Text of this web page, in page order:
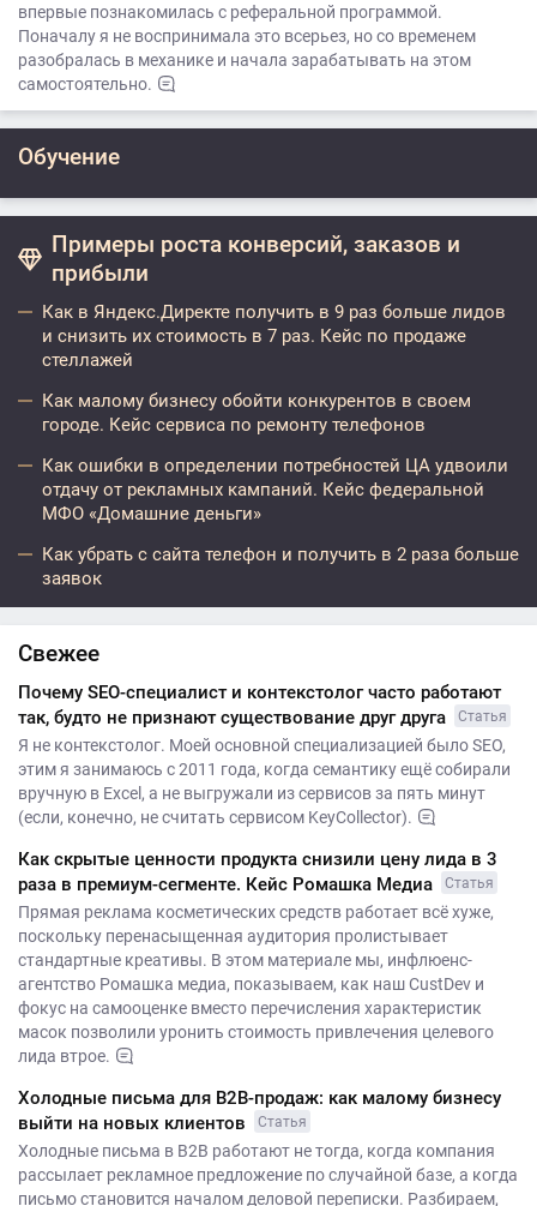
впервые познакомилась с реферальной программой.
Поначалу я не воспринимала это всерьез, но со временем
разобралась в механике и начала зарабатывать на этом
самостоятельно.
Обучение
Примеры роста конверсий, заказов и
прибыли
Как в Яндекс.Директе получить в 9 раз больше лидов
и снизить их стоимость в 7 раз. Кейс по продаже
стеллажей
Как малому бизнесу обойти конкурентов в своем
городе. Кейс сервиса по ремонту телефонов
Как ошибки в определении потребностей ЦА удвоили
отдачу от рекламных кампаний. Кейс федеральной
МФО «Домашние деньги»
Как убрать с сайта телефон и получить в 2 раза больше
заявок
Свежее
Почему SEO-специалист и контекстолог часто работают
так, будто не признают существование друг друга
Статья
Я не контекстолог. Моей основной специализацией было SEO,
этим я занимаюсь с 2011 года, когда семантику ещё собирали
вручную в Excel, а не выгружали из сервисов за пять минут
(если, конечно, не считать сервисом KeyCollector).
Как скрытые ценности продукта снизили цену лида в 3
раза в премиум-сегменте. Кейс Ромашка Медиа
Статья
Прямая реклама косметических средств работает всё хуже,
поскольку перенасыщенная аудитория пролистывает
стандартные креативы. В этом материале мы, инфлюенс-
агентство Ромашка медиа, показываем, как наш CustDev и
фокус на самооценке вместо перечисления характеристик
масок позволили уронить стоимость привлечения целевого
лида втрое.
Холодные письма для B2B-продаж: как малому бизнесу
выйти на новых клиентов
Статья
Холодные письма в B2B работают не тогда, когда компания
рассылает рекламное предложение по случайной базе, а когда
письмо становится началом деловой переписки. Разбираем,